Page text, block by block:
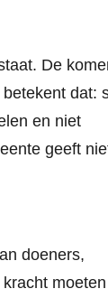
De
dat:
en niet
geeft
doeners,